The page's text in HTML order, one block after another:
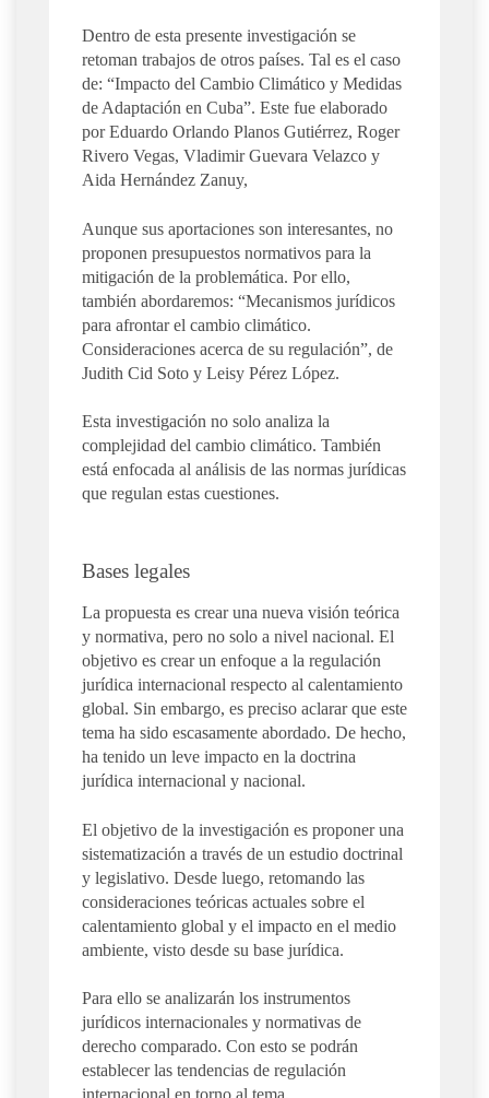
Dentro de esta presente investigación se
retoman trabajos de otros países. Tal es el caso
de: “Impacto del Cambio Climático y Medidas
de Adaptación en Cuba”. Este fue elaborado
por Eduardo Orlando Planos Gutiérrez, Roger
Rivero Vegas, Vladimir Guevara Velazco y
Aida Hernández Zanuy,
Aunque sus aportaciones son interesantes, no
proponen presupuestos normativos para la
mitigación de la problemática. Por ello,
también abordaremos: “Mecanismos jurídicos
para afrontar el cambio climático.
Consideraciones acerca de su regulación”, de
Judith Cid Soto y Leisy Pérez López.
Esta investigación no solo analiza la
complejidad del cambio climático. También
está enfocada al análisis de las normas jurídicas
que regulan estas cuestiones.
Bases legales
La propuesta es crear una nueva visión teórica
y normativa, pero no solo a nivel nacional. El
objetivo es crear un enfoque a la regulación
jurídica internacional respecto al calentamiento
global. Sin embargo, es preciso aclarar que este
tema ha sido escasamente abordado. De hecho,
ha tenido un leve impacto en la doctrina
jurídica internacional y nacional.
El objetivo de la investigación es proponer una
sistematización a través de un estudio doctrinal
y legislativo. Desde luego, retomando las
consideraciones teóricas actuales sobre el
calentamiento global y el impacto en el medio
ambiente, visto desde su base jurídica.
Para ello se analizarán los instrumentos
jurídicos internacionales y normativas de
derecho comparado. Con esto se podrán
establecer las tendencias de regulación
internacional en torno al tema.